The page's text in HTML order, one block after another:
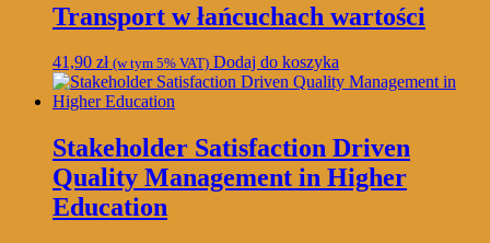
Transport w łańcuchach wartości
41,90 zł (w tym 5% VAT) Dodaj do koszyka
Stakeholder Satisfaction Driven
Quality Management in Higher
Education